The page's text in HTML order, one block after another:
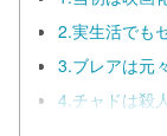
2.実生活でも
3.ブレアは元
4.チャドは殺